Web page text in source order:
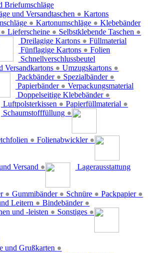
Briefumschläge
und Versandtaschen ●
● Kartonumschläge ●
● Lieferscheine ● Selbstklebende Taschen ●
Kartons
Dreilagige Kartons ●
Fünflagige Kartons ●
Versandkartons ● Umzugskartons ●
Klebebänder
Packbänder ● Spezialbänder ●
Papierbänder ●
Doppelseitige Klebebänder ●
Füllmaterial
Luftpolsterkissen ● Papierfüllmaterial ●
Schaumstofffüllung ●
Folien
● Folienabwickler ●
Schnellverschlussbeutel
Versand ●
Verpackungsmaterial
● Gummibänder ● Schnüre ● Packpapier ●
Lagerausstattung
Leitern ● Bindebänder ●
und -leisten ● Sonstiges ●
und Grußkarten ●